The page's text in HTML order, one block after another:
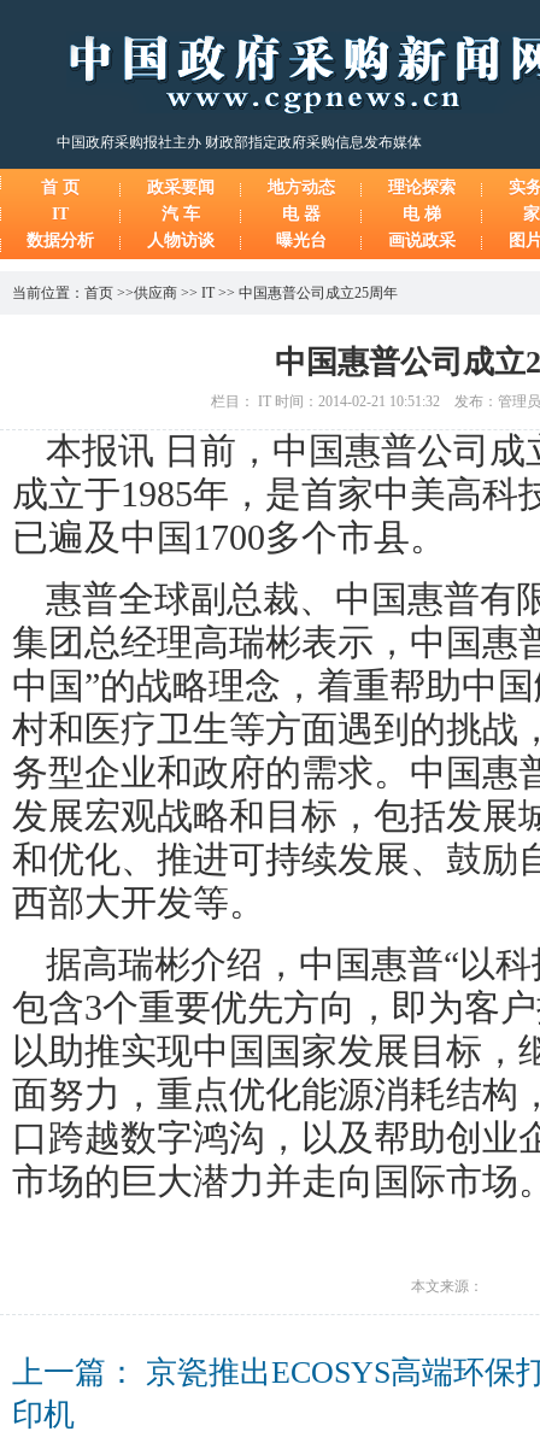
中国政府采购报社主办 财政部指定政府采购信息发布媒体
首 页 政采要闻 地方动态 理论探索
实
IT
汽 车 电 器 电 梯
数据分析
人物访谈 曝光台 画说政采 图
当前位置： 首页 >>供应商 >> IT>> 中国惠普公司成立25周年
中国惠普公司成立
栏目： IT 时间：2014-02-21 10:51:32 发布：管理
本报讯 日前，中国惠普公司成
成立于1985年，是首家中美高科
已遍及中国 1700多个市县。
惠普全球副总裁、中国惠普有
集团总经理高瑞彬表示，中国惠
中国”的战略理念，着重帮助中
村和医疗卫生等方面遇到的挑战
务型企业和政府的需求。中国惠
发展宏观战略和目标，包括发展
和优化、推进可持续发展、鼓励
西部大开发等。
据高瑞彬介绍，中国惠普“以
包含3个重要优先方向，即为客
以助推实现中国国家发展目标，
面努力，重点优化能源消耗结构
口跨越数字鸿沟，以及帮助创业
市场的巨大潜力并走向国际市场
本文来源：
上一篇： 京瓷推出ECOSYS高端环保
印机